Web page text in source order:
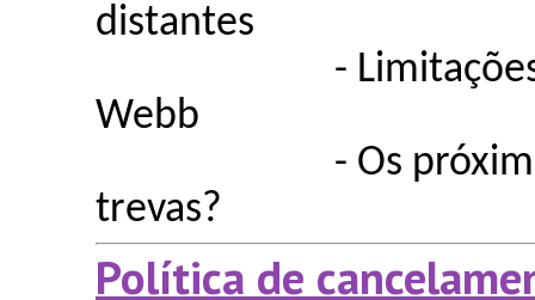
distantes
- Limitações
Webb
- Os próximos
trevas?
Política de